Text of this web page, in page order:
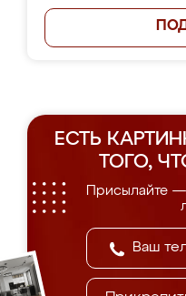
ЕСТЬ
ТОГО,
Присылайте